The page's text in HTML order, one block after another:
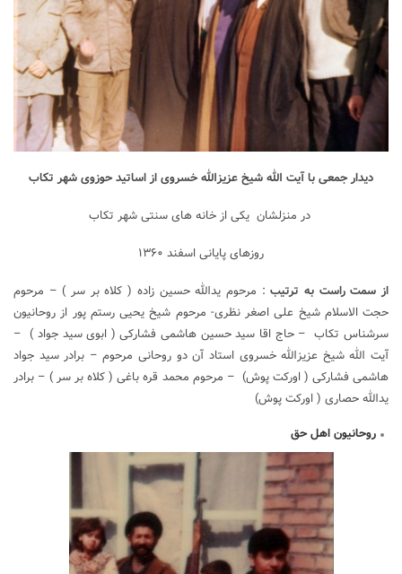
دیدار جمعی با آیت الله شیخ عزیزالله خسروی از اساتید حوزوی شهر تکاب
در منزلشان یکی از خانه های سنتی شهر تکاب
روزهای پایانی اسفند ۱۳۶۰
از سمت راست به ترتیب: مرحوم یدالله حسین زاده ( کلاه بر سر ) – مرحوم
حجت الاسلام شیخ علی اصغر نظری- مرحوم شیخ یحیی رستم پور از روحانیون
سرشناس تکاب – حاج اقا سید حسین هاشمی فشارکی ( ابوی سید جواد ) –
آیت الله شیخ عزیزالله خسروی استاد آن دو روحانی مرحوم – برادر سید جواد
هاشمی فشارکی ( اورکت پوش) – مرحوم محمد قره باغی ( کلاه بر سر ) – برادر
یدالله حصاری ( اورکت پوش)
روحانیون اهل حق